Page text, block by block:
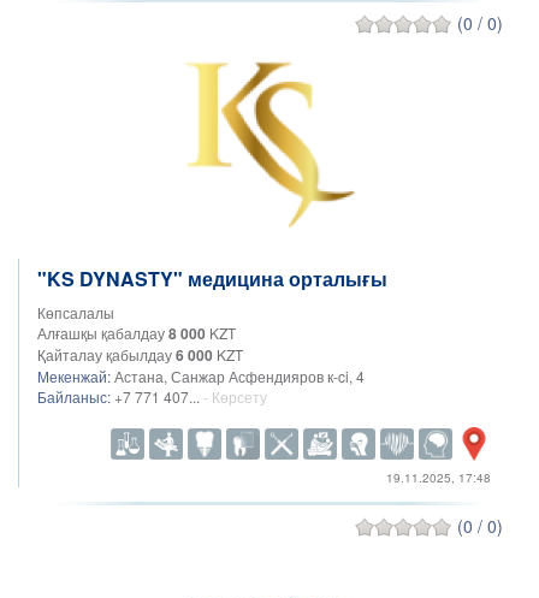
(0 / 0)
"KS DYNASTY" медицина орталығы
Көпсалалы
Алғашқы қабалдау8 000 KZT
Қайталау қабылдау6 000 KZT
Мекенжай:Астана, Санжар Асфендияров к-ci, 4
Байланыс: +7 771 407... - Көрсету
19.11.2025, 17:48
(0 / 0)